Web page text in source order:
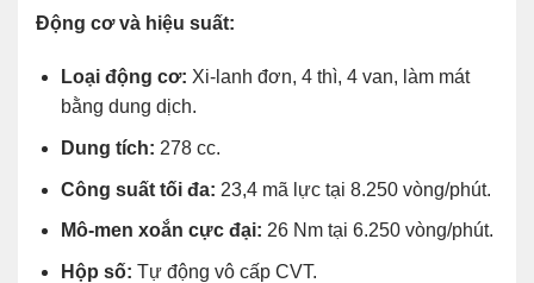
Động cơ và hiệu suất:
Loại động cơ: Xi-lanh đơn, 4 thì, 4 van, làm mát
bằng dung dịch.
Dung tích: 278 cc.
Công suất tối đa: 23,4 mã lực tại 8.250 vòng/phút.
Mô-men xoắn cực đại: 26 Nm tại 6.250 vòng/phút.
Hộp số: Tự động vô cấp CVT.